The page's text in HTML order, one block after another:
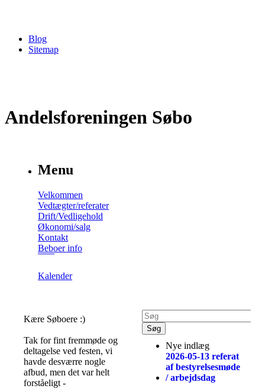
Blog
Sitemap
Andelsforeningen Søbo
Menu
Velkommen
Vedtægter/referater
Drift/Vedligehold
Økonomi/salg
Kontakt
Beboer info
Kalender
Kære Søboere :)
Tak for fint fremmøde og
deltagelse ved festen, vi
havde desværre nogle
afbud, men det var helt
forståeligt -
Nye indlæg
2026-05-13 referat
af bestyrelsesmøde
/ arbejdsdag